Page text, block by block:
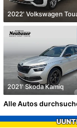
2022' Volkswagen
2021' Skoda Kamiq
Alle Autos